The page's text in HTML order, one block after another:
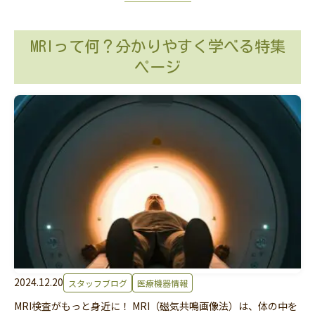
MRIって何？分かりやすく学べる特集
ページ
2024.12.20 スタッフブログ 医療機器情報
MRI検査がもっと身近に！ MRI（磁気共鳴画像法）は、体の中を